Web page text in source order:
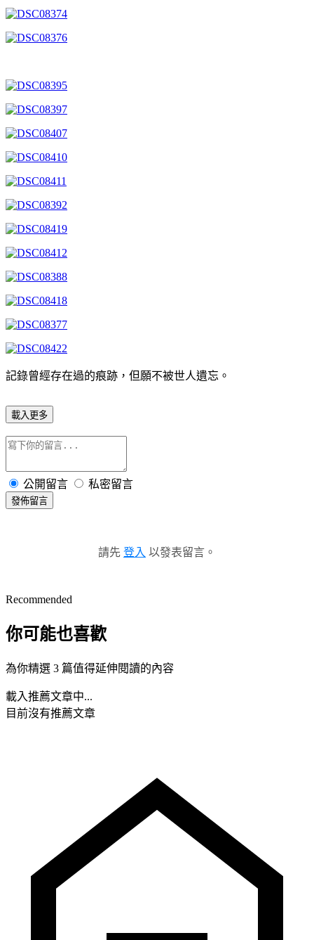
記錄曾經存在過的痕跡，但願不被世人遺忘。
載入更多
公開留言 私密留言
發佈留言
請先 登入 以發表留言。
Recommended
你可能也喜歡
為你精選 3 篇值得延伸閱讀的內容
載入推薦文章中...
目前沒有推薦文章